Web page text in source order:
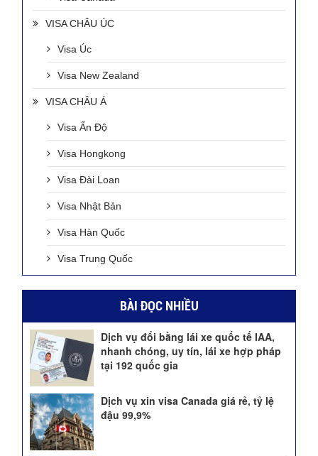
VISA CHÂU ÚC
Visa Úc
Visa New Zealand
VISA CHÂU Á
Visa Ấn Độ
Visa Hongkong
Visa Đài Loan
Visa Nhật Bản
Visa Hàn Quốc
Visa Trung Quốc
BÀI ĐỌC NHIỀU
Dịch vụ đổi bằng lái xe quốc tế IAA,
nhanh chóng, uy tín, lái xe hợp pháp
tại 192 quốc gia
Dịch vụ xin visa Canada giá rẻ, tỷ lệ
đậu 99,9%